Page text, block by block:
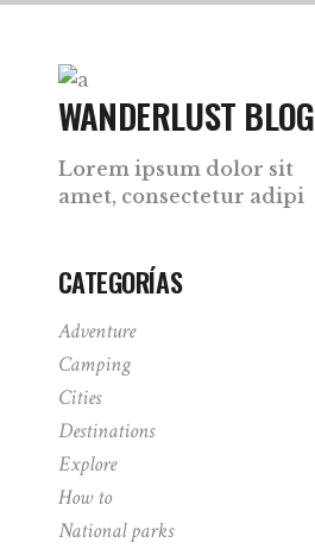
WANDERLUST BLOG
Lorem ipsum dolor sit
amet, consectetur adipi
CATEGORÍAS
Adventure
Camping
Cities
Destinations
Explore
How to
National parks